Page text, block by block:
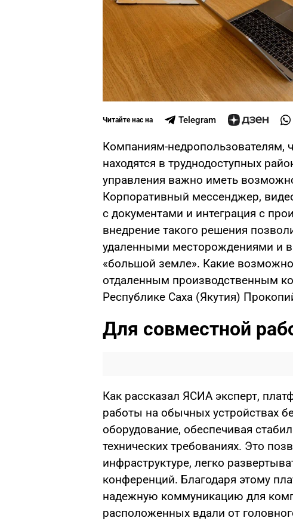
Читайте нас на Telegram
Компаниям-недропользователям,
находятся в труднодоступных
управления важно иметь
Корпоративный мессенджер,
с документами и интеграция с
внедрение такого решения
удаленными месторождениями и
«большой земле». Какие
отдаленным производственным
Республике Саха (Якутия)
Для совместной
Как рассказал ЯСИА эксперт,
работы на обычных устройствах
оборудование, обеспечивая
технических требованиях. Это
инфраструктуре, легко
конференций. Благодаря этому
надежную коммуникацию для
расположенных вдали от